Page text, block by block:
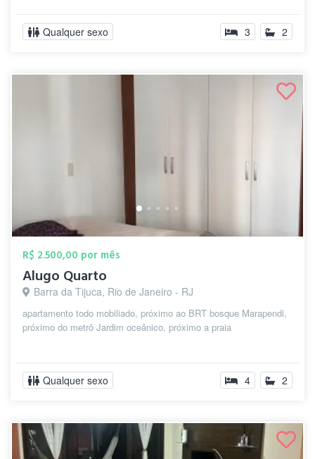
Qualquer sexo 3 2
R$ 2.500,00 por mês
Alugo Quarto
Barra da Tijuca, Rio de Janeiro - RJ
apartamento todo mobiliado, próximo ao BRT bosque Marapendi,
próximo do metrô Jardim oceânico, próximo a praia
Qualquer sexo 4 2